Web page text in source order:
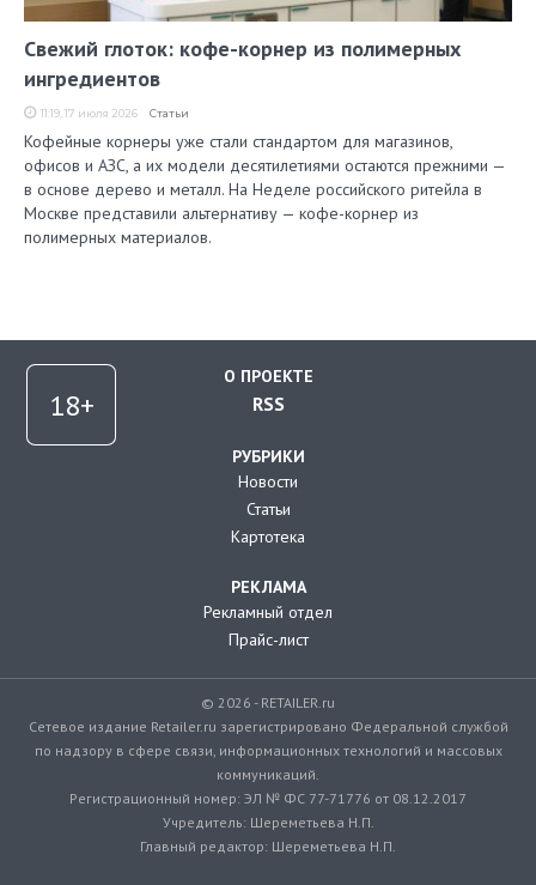
Свежий глоток: кофе-корнер из полимерных
ингредиентов
11:19, 17 июля 2026 Статьи
Кофейные корнеры уже стали стандартом для магазинов,
офисов и АЗС, а их модели десятилетиями остаются прежними —
в основе дерево и металл. На Неделе российского ритейла в
Москве представили альтернативу — кофе-корнер из
полимерных материалов.
О ПРОЕКТЕ
RSS
РУБРИКИ
Новости
Статьи
Картотека
РЕКЛАМА
Рекламный отдел
Прайс-лист
© 2026 - RETAILER.ru
Сетевое издание Retailer.ru зарегистрировано Федеральной службой
по надзору в сфере связи, информационных технологий и массовых
коммуникаций.
Регистрационный номер: ЭЛ № ФС 77-71776 от 08.12.2017
Учредитель: Шереметьева Н.П.
Главный редактор: Шереметьева Н.П.